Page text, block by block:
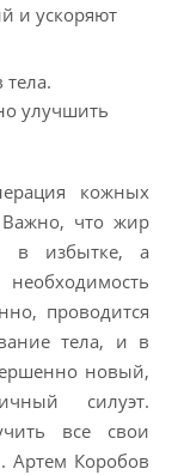
и ускоряют
улучшить
кожных
Важно, что жир
в избытке, а
проводится
тела, и в
новый,
силуэт.
все свои
Артем Коробов